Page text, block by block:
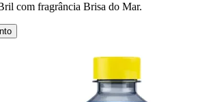
com fragrância Brisa do Mar.